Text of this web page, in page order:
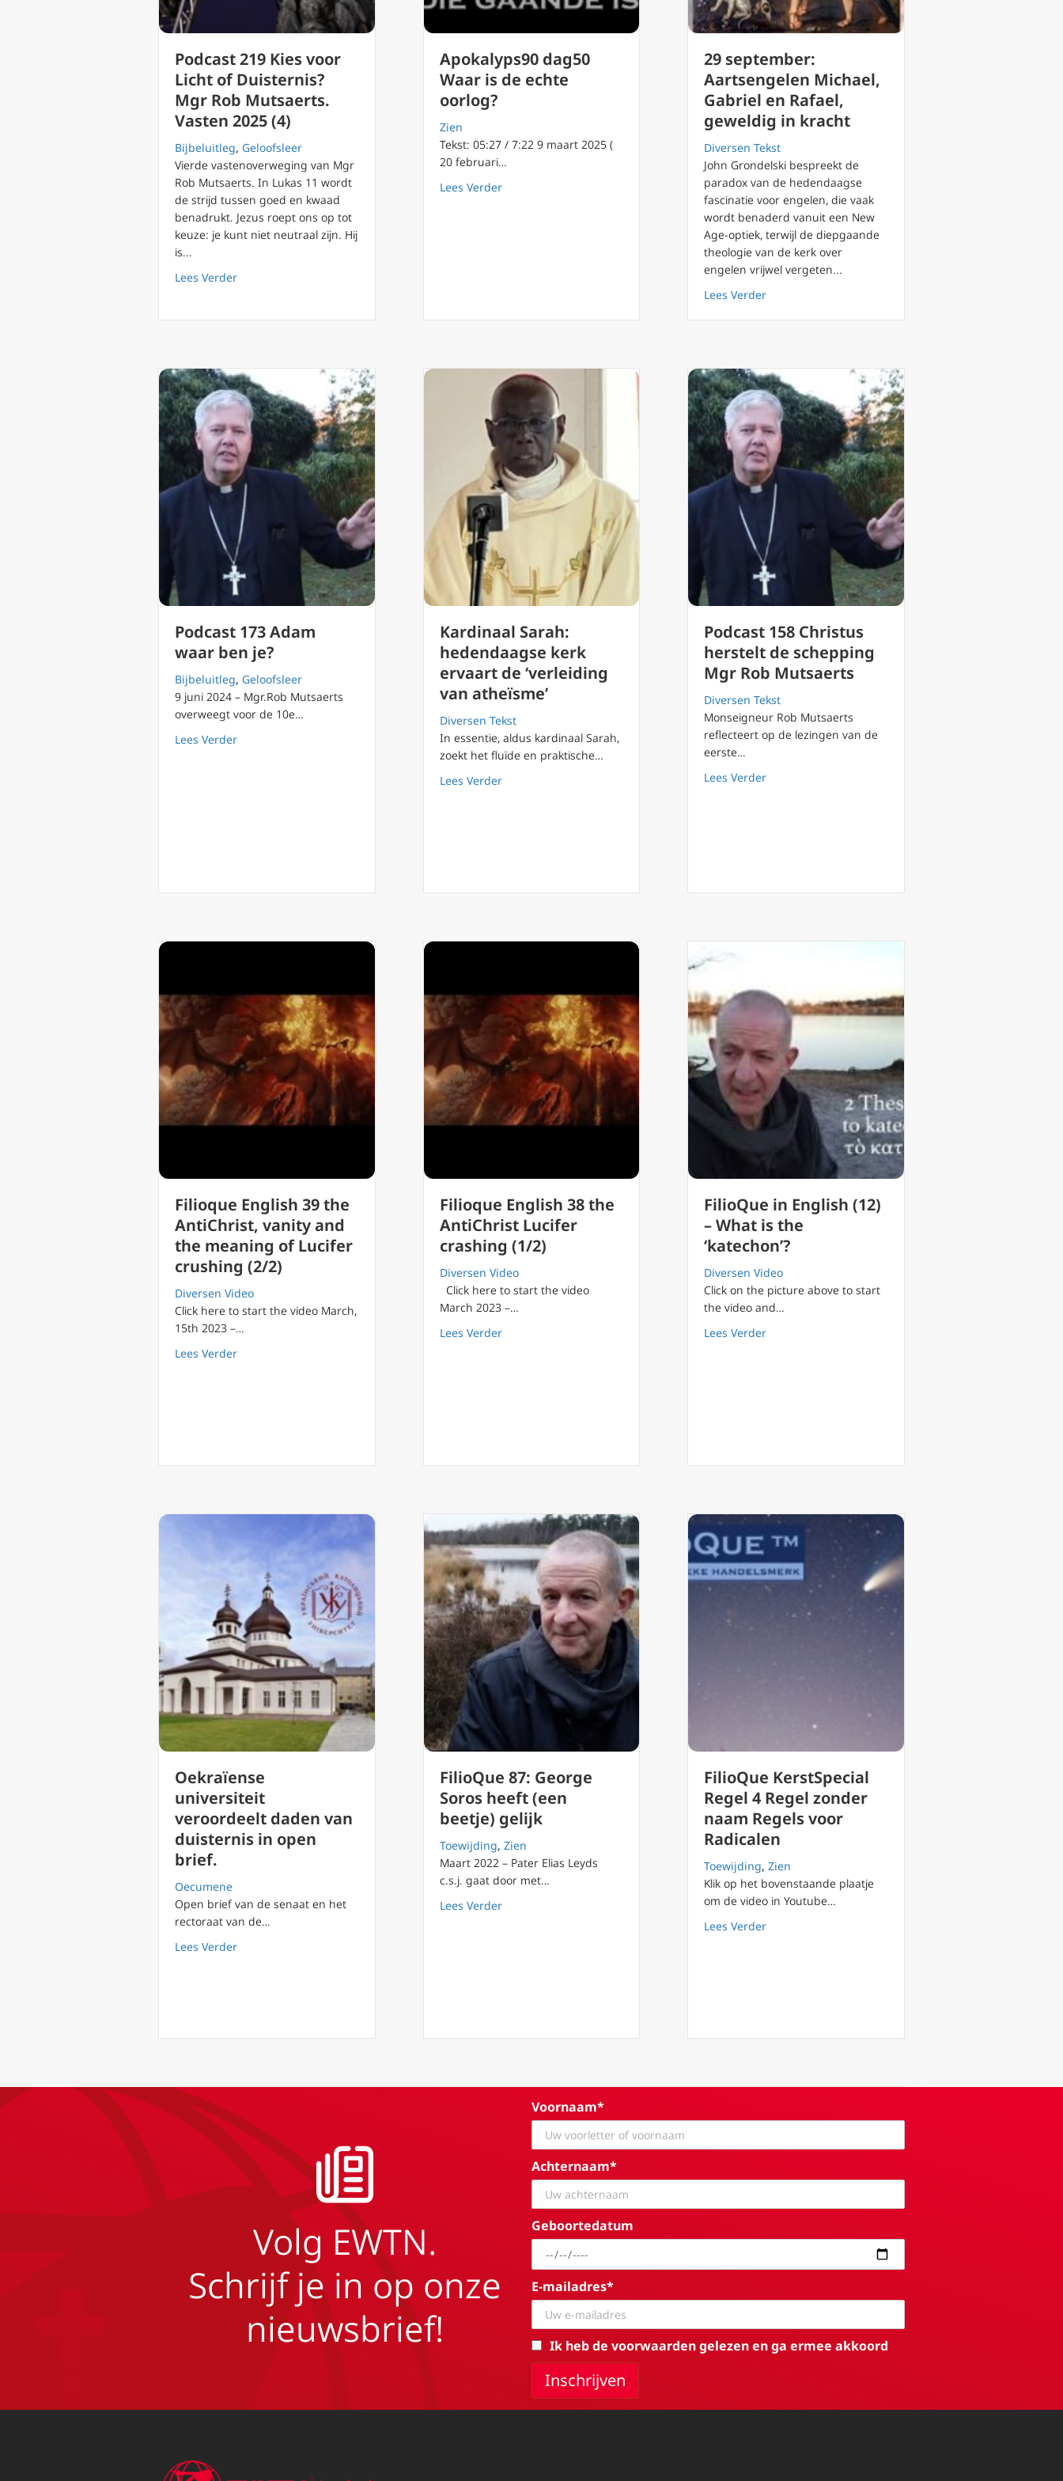
Podcast 219 Kies voor
Licht of Duisternis?
Mgr Rob Mutsaerts.
Vasten 2025 (4)
Bijbeluitleg, Geloofsleer
Vierde vastenoverweging van Mgr
Rob Mutsaerts. In Lukas 11 wordt
de strijd tussen goed en kwaad
benadrukt. Jezus roept ons op tot
keuze: je kunt niet neutraal zijn. Hij
is...
Lees Verderabout Podcast 219 Kies voor Licht of Duisternis? Mgr Rob Mutsaerts. Vasten 2025 (4)
Apokalyps90 dag50
Waar is de echte
oorlog?
Zien
Tekst: 05:27 / 7:22 9 maart 2025 (
20 februari…
Lees Verderabout Apokalyps90 dag50 Waar is de echte oorlog?
29 september:
Aartsengelen Michael,
Gabriel en Rafael,
geweldig in kracht
Diversen Tekst
John Grondelski bespreekt de
paradox van de hedendaagse
fascinatie voor engelen, die vaak
wordt benaderd vanuit een New
Age-optiek, terwijl de diepgaande
theologie van de kerk over
engelen vrijwel vergeten...
Lees Verderabout 29 september: Aartsengelen Michael, Gabriel
Podcast 173 Adam
waar ben je?
Bijbeluitleg, Geloofsleer
9 juni 2024 – Mgr.Rob Mutsaerts
overweegt voor de 10e…
Lees Verderabout Podcast 173 Adam waar ben je?
Kardinaal Sarah:
hedendaagse kerk
ervaart de ‘verleiding
van atheïsme’
Diversen Tekst
In essentie, aldus kardinaal Sarah,
zoekt het fluïde en praktische…
Lees Verderabout Kardinaal Sarah: hedendaagse kerk ervaart de ‘verleiding van atheïsme’
Podcast 158 Christus
herstelt de schepping
Mgr Rob Mutsaerts
Diversen Tekst
Monseigneur Rob Mutsaerts
reflecteert op de lezingen van de
eerste…
Lees Verderabout Podcast 158 Christus herstelt de schepping Mgr
Filioque English 39 the
AntiChrist, vanity and
the meaning of Lucifer
crushing (2/2)
Diversen Video
Click here to start the video March,
15th 2023 –…
Lees Verderabout Filioque English 39 the AntiChrist, vanity and the meaning of Lucifer crushing (2/2)
Filioque English 38 the
AntiChrist Lucifer
crashing (1/2)
Diversen Video
Click here to start the video
March 2023 –…
Lees Verderabout Filioque English 38 the AntiChrist Lucifer crashing (1/2)
FilioQue in English (12)
– What is the
‘katechon’?
Diversen Video
Click on the picture above to start
the video and…
Lees Verderabout FilioQue in English (12) – What is the ‘katechon’?
Oekraïense
universiteit
veroordeelt daden van
duisternis in open
brief.
Oecumene
Open brief van de senaat en het
rectoraat van de…
Lees Verderabout Oekraïense universiteit veroordeelt daden van duisternis in open brief.
FilioQue 87: George
Soros heeft (een
beetje) gelijk
Toewijding, Zien
Maart 2022 – Pater Elias Leyds
c.s.j. gaat door met…
Lees Verderabout FilioQue 87: George Soros heeft (een beetje) gelijk
FilioQue KerstSpecial
Regel 4 Regel zonder
naam Regels voor
Radicalen
Toewijding,Zien
Klik op het bovenstaande plaatje
om de video in Youtube…
Lees Verderabout FilioQue KerstSpecial Regel 4 Regel zonder
Volg EWTN.
Schrijf je in op onze
nieuwsbrief!
Voornaam*
Achternaam*
Geboortedatum
E-mailadres*
Ik heb de voorwaarden gelezen en ga ermee akkoord